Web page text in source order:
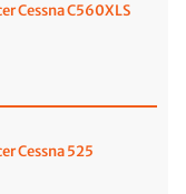
Cessna C560XLS
Cessna 525